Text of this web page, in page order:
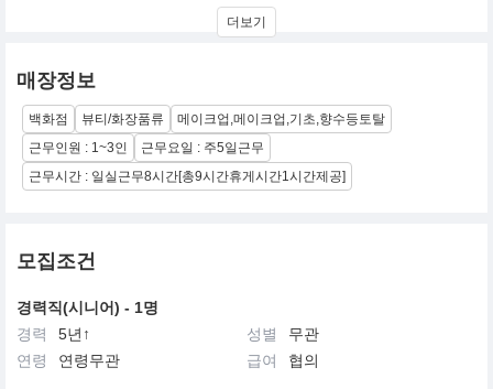
‘플로리스 페이스(Flawless Face)’ 철학을 바탕으로 피부 본연의 아
름다움을 살리는 베이스 메이크업의 선구자로 자리매김했으며, 세
나 졸리, 카메론 디아즈 등등 ) 사랑하는 전문 아티스트 브랜드로 알
려져 있습니다.
현재 미국을 비롯한 글로벌 시장에서 활발히 운영되고 있으며, 한국
에서는 신세계인터내셔날을 통해 프리미엄 메이크업 브랜드로서 세
련된 감성과 전문성을 전하고 있습니다.
더보기
매장정보
백화점 뷰티/화장품류
메이크업,메이크업,기초,향수등토탈
근무인원 : 1~3인
근무요일 : 주5일근무
근무시간 : 일실근무8시간[총9시간휴게시간1시간제공]
모집조건
경력직(시니어) - 1명
경력
5년↑ 성별
무관
연령
연령무관 급여 협의